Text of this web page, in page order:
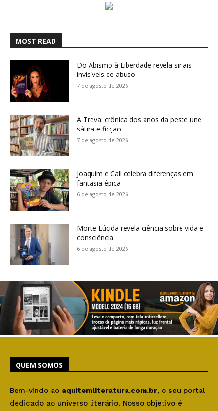
MOST READ
Do Abismo à Liberdade revela sinais
invisíveis de abuso
7 de agosto de 2026
A Treva: crônica dos anos da peste une
sátira e ficção
7 de agosto de 2026
Joaquim e Call celebra diferenças em
fantasia épica
6 de agosto de 2026
Morte Lúcida revela ciência sobre vida e
consciência
6 de agosto de 2026
QUEM SOMOS
Bem-vindo ao aquitemliteratura.com.br, o seu portal
dedicado ao universo literário. Nosso objetivo é